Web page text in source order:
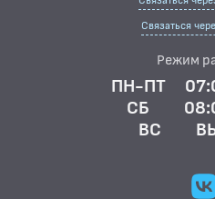
Связаться
Режим
ПН-ПТ
СБ
ВС